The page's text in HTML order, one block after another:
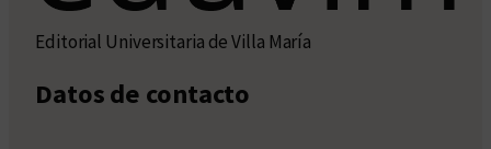
Editorial Universitaria de Villa María
Datos de contacto